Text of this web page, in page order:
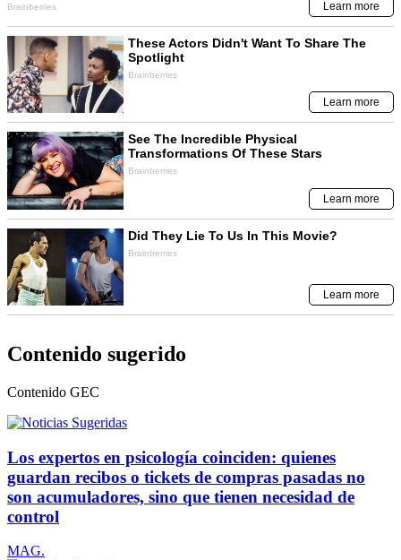
Contenido sugerido
Contenido GEC
Los expertos en psicología coinciden: quienes
guardan recibos o tickets de compras pasadas no
son acumuladores, sino que tienen necesidad de
control
MAG.